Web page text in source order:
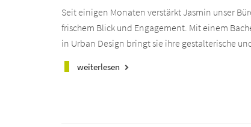
Seit einigen Monaten verstärkt Jasmin unser
frischem Blick und Engagement. Mit einem
in Urban Design bringt sie ihre gestalterische
weiterlesen keyboard_arrow_right